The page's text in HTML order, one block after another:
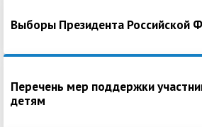
Выборы Президента Российской
Перечень мер поддержки
детям